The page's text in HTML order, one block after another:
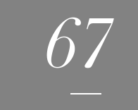
67